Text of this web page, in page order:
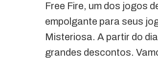
Free Fire, um dos jogos
empolgante para seus
Misteriosa. A partir do
grandes descontos.